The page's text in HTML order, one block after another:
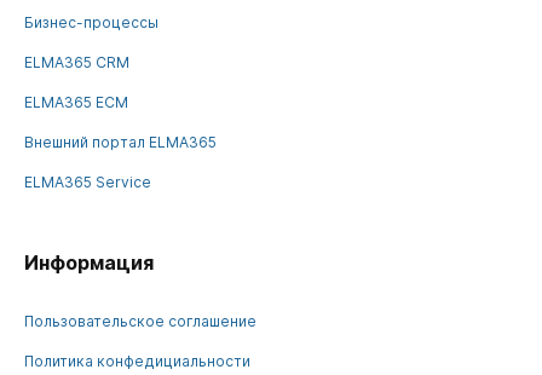
Бизнес-процессы
ELMA365 CRM
ELMA365 ECM
Внешний портал ELMA365
ELMA365 Service
Информация
Пользовательское соглашение
Политика конфедициальности